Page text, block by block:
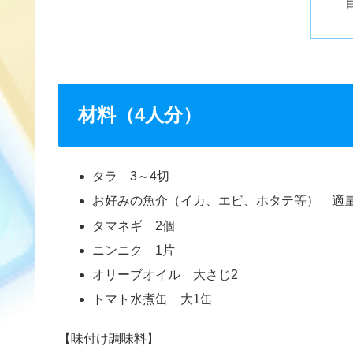
材料（4人分）
タラ 3～4切
お好みの魚介（イカ、エビ、ホタテ等） 適
タマネギ 2個
ニンニク 1片
オリーブオイル 大さじ2
トマト水煮缶 大1缶
【味付け調味料】